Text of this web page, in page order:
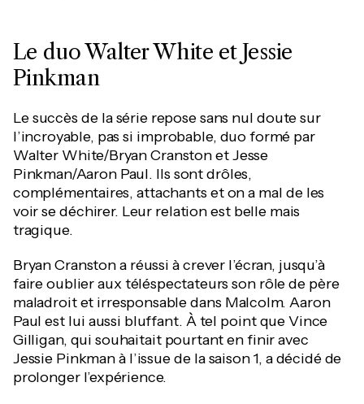
Le duo Walter White et Jessie
Pinkman
Le succès de la série repose sans nul doute sur
l’incroyable, pas si improbable, duo formé par
Walter White/Bryan Cranston et Jesse
Pinkman/Aaron Paul. Ils sont drôles,
complémentaires, attachants et on a mal de les
voir se déchirer. Leur relation est belle mais
tragique.
Bryan Cranston a réussi à crever l’écran, jusqu’à
faire oublier aux téléspectateurs son rôle de père
maladroit et irresponsable dans Malcolm. Aaron
Paul est lui aussi bluffant. À tel point que Vince
Gilligan, qui souhaitait pourtant en finir avec
Jessie Pinkman à l’issue de la saison 1, a décidé de
prolonger l’expérience.